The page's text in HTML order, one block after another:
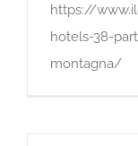
https://
hotels-38-
montagna/